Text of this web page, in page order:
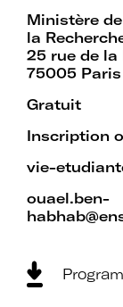
Espace
Identifiant ou
Mot de passe
Ministère
la
25 rue de la
75005 Paris
Gratuit
Inscription
vie-
ouael.ben-